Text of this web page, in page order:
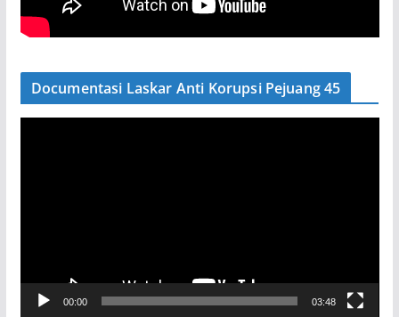
Documentasi Laskar Anti Korupsi Pejuang 45
V
00:00 03:48